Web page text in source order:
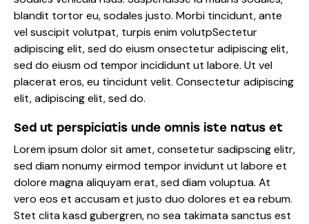
blandit tortor eu, sodales justo. Morbi tincidunt, ante
vel suscipit volutpat, turpis enim volutpSectetur
adipiscing elit, sed do eiusm onsectetur adipiscing elit,
sed do eiusm od tempor incididunt ut labore. Ut vel
placerat eros, eu tincidunt velit. Consectetur adipiscing
elit, adipiscing elit, sed do.
Sed ut perspiciatis unde omnis iste natus et
Lorem ipsum dolor sit amet, consetetur sadipscing elitr,
sed diam nonumy eirmod tempor invidunt ut labore et
dolore magna aliquyam erat, sed diam voluptua. At
vero eos et accusam et justo duo dolores et ea rebum.
Stet clita kasd gubergren, no sea takimata sanctus est